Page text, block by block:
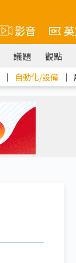
影音
議題 觀點
｜ 自動化/設備 ｜